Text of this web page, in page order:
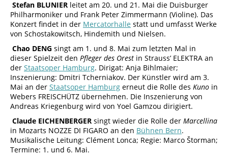
Stefan BLUNIER leitet am 20. und 21. Mai die Duisburger
Philharmoniker und Frank Peter Zimmermann (Violine). Das
Konzert findet in der Mercatorhalle statt und umfasst Werke
von Schostakowitsch, Hindemith und Nielsen.
Chao DENG singt am 1. und 8. Mai zum letzten Mal in
dieser Spielzeit den Pfleger des Orest in Strauss’ ELEKTRA an
der Staatsoper Hamburg. Dirigat: Anja Bihlmaier;
Inszenierung: Dmitri Tcherniakov. Der Künstler wird am 3.
Mai an der Staatsoper Hamburg erneut die Rolle des Kuno in
Webers FREISCHÜTZ übernehmen. Die Inszenierung von
Andreas Kriegenburg wird von Yoel Gamzou dirigiert.
Claude EICHENBERGER singt wieder die Rolle der Marcellina
in Mozarts NOZZE DI FIGARO an den Bühnen Bern.
Musikalische Leitung: Clément Lonca; Regie: Marco Štorman;
Termine: 1. und 6. Mai.